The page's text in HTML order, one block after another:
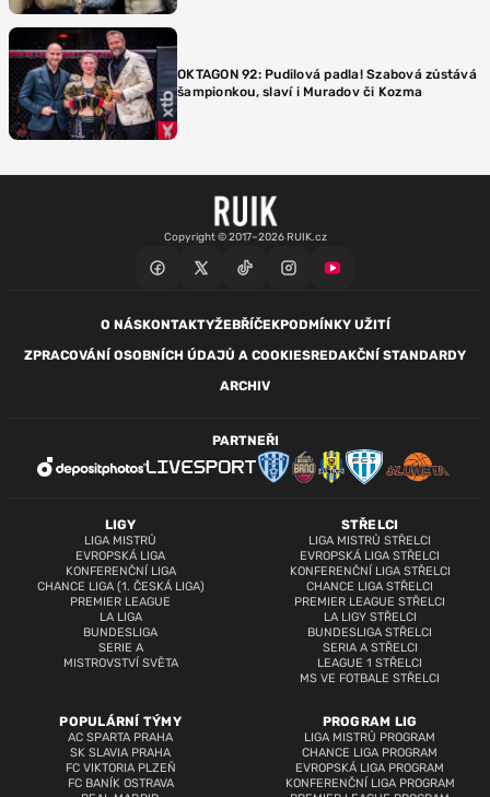
OKTAGON 92: Pudilová padla! Szabová zůstává
šampionkou, slaví i Muradov či Kozma
Copyright © 2017–2026 RUIK.cz
O NÁSKONTAKTYŽEBŘÍČEKPODMÍNKY UŽITÍ
ZPRACOVÁNÍ OSOBNÍCH ÚDAJŮ A COOKIESREDAKČNÍ STANDARDY
ARCHIV
LIGY
LIGA MISTRŮ
EVROPSKÁ LIGA
KONFERENČNÍ LIGA
CHANCE LIGA (1. ČESKÁ LIGA)
PREMIER LEAGUE
LA LIGA
BUNDESLIGA
SERIE A
MISTROVSTVÍ SVĚTA
STŘELCI
LIGA MISTRŮ STŘELCI
EVROPSKÁ LIGA STŘELCI
KONFERENČNÍ LIGA STŘELCI
CHANCE LIGA STŘELCI
PREMIER LEAGUE STŘELCI
LA LIGY STŘELCI
BUNDESLIGA STŘELCI
SERIA A STŘELCI
LEAGUE 1 STŘELCI
MS VE FOTBALE STŘELCI
POPULÁRNÍ TÝMY
AC SPARTA PRAHA
SK SLAVIA PRAHA
FC VIKTORIA PLZEŇ
FC BANÍK OSTRAVA
PROGRAM LIG
LIGA MISTRŮ PROGRAM
CHANCE LIGA PROGRAM
EVROPSKÁ LIGA PROGRAM
KONFERENČNÍ LIGA PROGRAM
PARTNEŘI